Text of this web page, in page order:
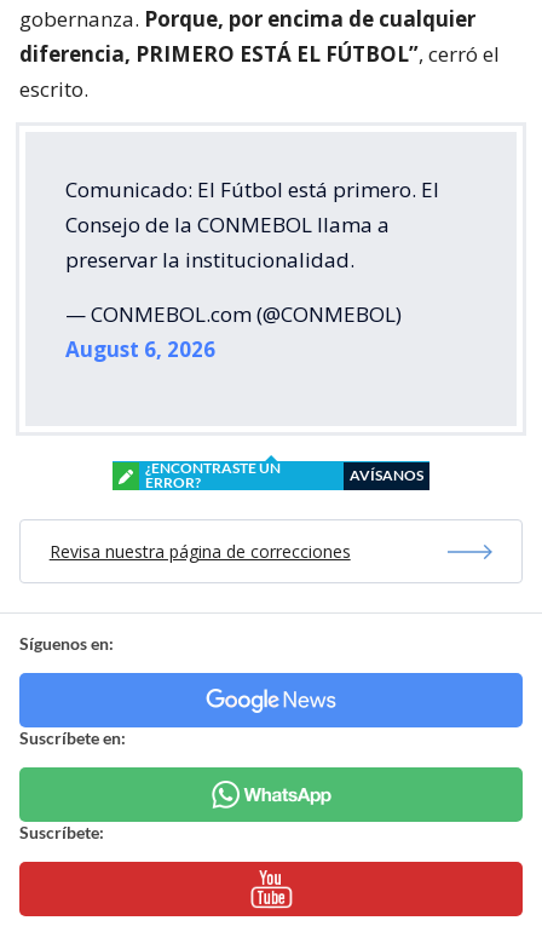
gobernanza. Porque, por encima de cualquier
diferencia, PRIMERO ESTÁ EL FÚTBOL”, cerró el
escrito.
Comunicado: El Fútbol está primero. El
Consejo de la CONMEBOL llama a
preservar la institucionalidad.
— CONMEBOL.com (@CONMEBOL)
August 6, 2026
¿ENCONTRASTE UN
ERROR?
AVÍSANOS
Revisa nuestra página de correcciones
Síguenos en:
Suscríbete en:
Suscríbete: